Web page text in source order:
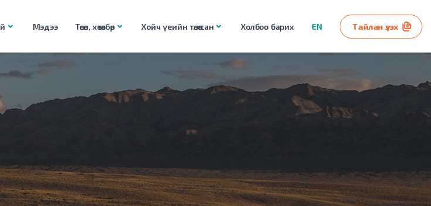
Мэдээ Төсөл, хөтөлбөр Хойч үеийн төлөө сан Холбоо барих EN Тайлан үзэх